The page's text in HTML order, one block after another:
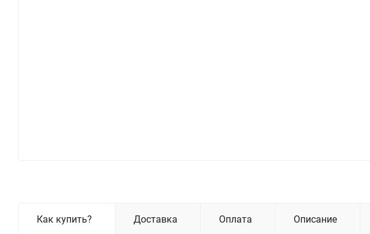
Как купить? Доставка Оплата Описание